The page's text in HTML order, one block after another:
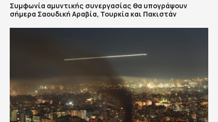
Συμφωνία αμυντικής συνεργασίας θα υπογράψουν
σήμερα Σαουδική Αραβία, Τουρκία και Πακιστάν